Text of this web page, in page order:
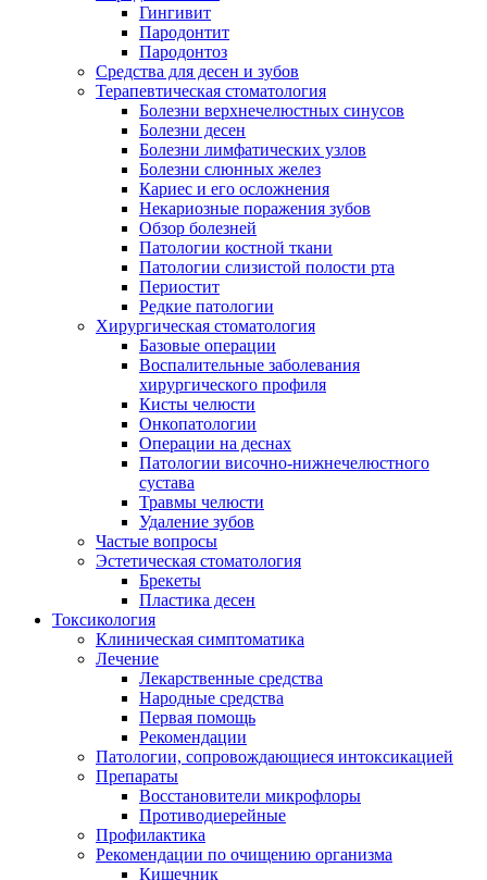
Гингивит
Пародонтит
Пародонтоз
Средства для десен и зубов
Терапевтическая стоматология
Болезни верхнечелюстных синусов
Болезни десен
Болезни лимфатических узлов
Болезни слюнных желез
Кариес и его осложнения
Некариозные поражения зубов
Обзор болезней
Патологии костной ткани
Патологии слизистой полости рта
Периостит
Редкие патологии
Хирургическая стоматология
Базовые операции
Воспалительные заболевания
хирургического профиля
Кисты челюсти
Онкопатологии
Операции на деснах
Патологии височно-нижнечелюстного
сустава
Травмы челюсти
Удаление зубов
Частые вопросы
Эстетическая стоматология
Брекеты
Пластика десен
Токсикология
Клиническая симптоматика
Лечение
Лекарственные средства
Народные средства
Первая помощь
Рекомендации
Патологии, сопровождающиеся интоксикацией
Препараты
Восстановители микрофлоры
Противодиерейные
Профилактика
Рекомендации по очищению организма
Кишечник